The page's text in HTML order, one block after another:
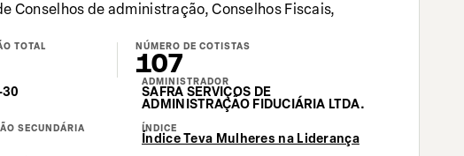
Conselhos de administração, Conselhos Fiscais,
TOTAL NÚMERO DE COTISTAS
107
ADMINISTRADOR
SAFRA SERVIÇOS DE
ADMINISTRAÇÃO FIDUCIÁRIA LTDA.
SECUNDÁRIA ÍNDICE
Índice Teva Mulheres na Liderança